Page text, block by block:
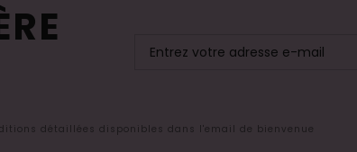
détaillées disponibles dans l'email de bienvenue